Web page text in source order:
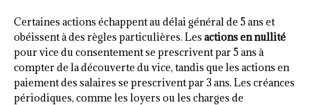
Certaines actions échappent au délai général de 5 ans et
obéissent à des règles particulières. Les actions en nullité
pour vice du consentement se prescrivent par 5 ans à
compter de la découverte du vice, tandis que les actions en
paiement des salaires se prescrivent par 3 ans. Les créances
périodiques, comme les loyers ou les charges de